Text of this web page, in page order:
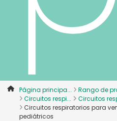
Belgique,
Canada,
Canada,
Denmark
Página principa... Rango de
Circuitos respi...
Circuitos
Circuitos respiratorios para
pediátricos